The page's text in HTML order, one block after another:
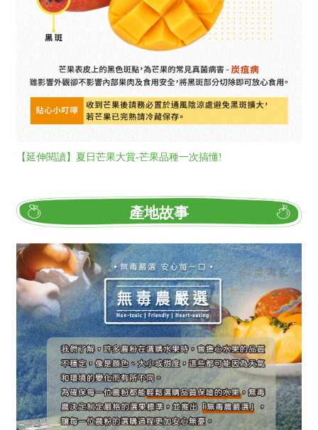
【延伸閱讀】夏日芒果大賞-芒果品種一次搞懂!
產地故事